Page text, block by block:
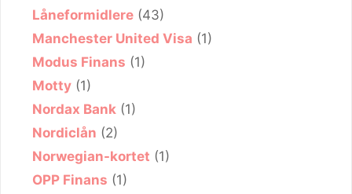
Låneformidlere (43)
Manchester United Visa (1)
Modus Finans (1)
Motty (1)
Nordax Bank (1)
Nordiclån (2)
Norwegian-kortet (1)
OPP Finans (1)